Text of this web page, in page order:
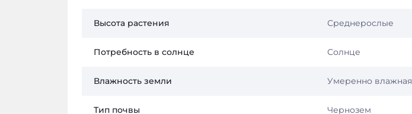
Высота растения Среднерослые
Потребность в солнце Солнце
Влажность земли Умеренно влажная
Тип почвы Чернозем